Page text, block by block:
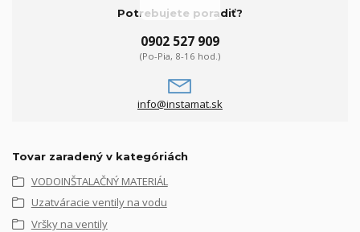
Potrebujete poradiť?
0902 527 909
(Po-Pia, 8-16 hod.)
info@instamat.sk
Tovar zaradený v kategóriách
VODOINŠTALAČNÝ MATERIÁL
Uzatváracie ventily na vodu
Vršky na ventily